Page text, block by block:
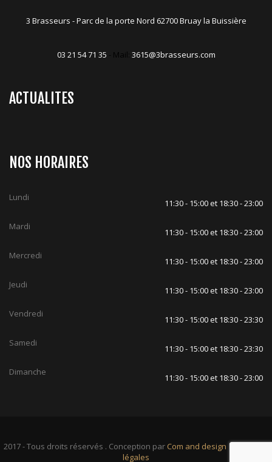
3 Brasseurs - Parc de la porte Nord 62700 Bruay la Buissière
03 21 54 71 35 - Mail: 3615@3brasseurs.com
ACTUALITES
NOS HORAIRES
Lundi
11:30 - 15:00 et 18:30 - 23:00
Mardi
11:30 - 15:00 et 18:30 - 23:00
Mercredi
11:30 - 15:00 et 18:30 - 23:00
Jeudi
11:30 - 15:00 et 18:30 - 23:00
Vendredi
11:30 - 15:00 et 18:30 - 23:30
Samedi
11:30 - 15:00 et 18:30 - 23:30
Dimanche
11:30 - 15:00 et 18:30 - 23:00
2017 - Tous droits réservés . Conception par Com and design |
légales